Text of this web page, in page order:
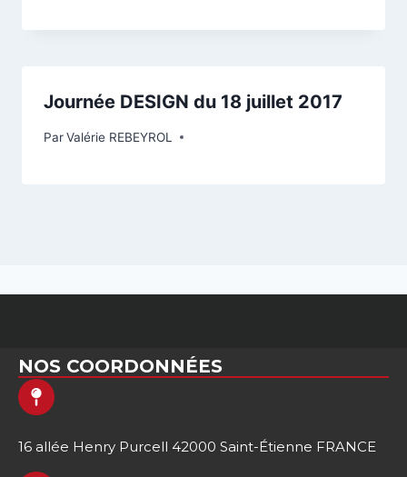
Journée DESIGN du 18 juillet 2017
ParValérie REBEYROL
NOS COORDONNÉES
16 allée Henry Purcell 42000 Saint-Étienne FRANCE